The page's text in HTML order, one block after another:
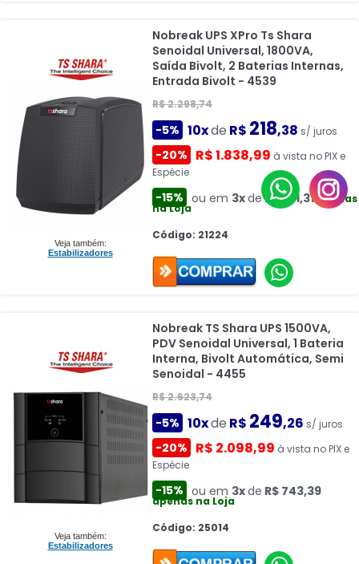
Veja também:
Estabilizadores
Nobreak UPS XPro Ts Shara
Senoidal Universal, 1800VA,
Saída Bivolt, 2 Baterias Internas,
Entrada Bivolt - 4539
R$ 2.298,74
-5% 10xde R$ 218,38 s/ juros
-20% R$ 1.838,99 à vista no PIX e
Espécie
-15% ou em 3xdeR$ 651,31 apenas
na Loja
Código: 21224
Veja também:
Estabilizadores
Nobreak TS Shara UPS 1500VA,
PDV Senoidal Universal, 1 Bateria
Interna, Bivolt Automática, Semi
Senoidal - 4455
R$ 2.623,74
-5% 10xde R$ 249,26 s/ juros
-20% R$ 2.098,99 à vista no PIX e
Espécie
-15% ou em 3xde R$ 743,39
apenas na Loja
Código: 25014